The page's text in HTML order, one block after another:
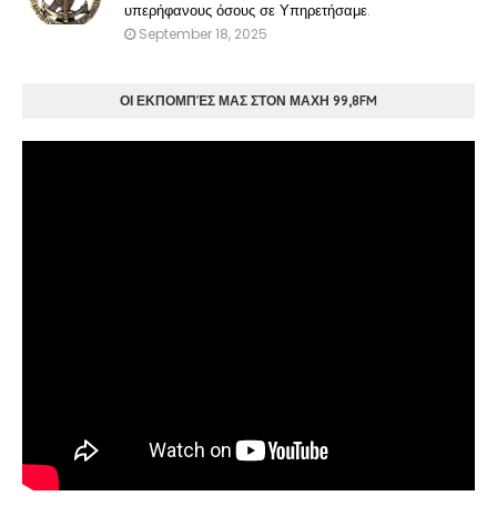
υπερήφανους όσους σε Υπηρετήσαμε.
September 18, 2025
ΟΙ ΕΚΠΟΜΠΈΣ ΜΑΣ ΣΤΟΝ ΜΑΧΗ 99,8FM